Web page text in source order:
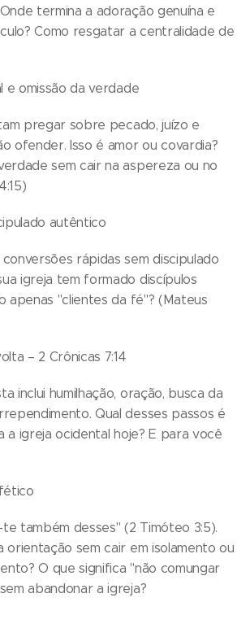
termina a adoração genuína e
Como resgatar a centralidade de
e omissão da verdade
pregar sobre pecado, juízo e
ofender. Isso é amor ou covardia?
sem cair na aspereza ou no
autêntico
rápidas sem discipulado
igreja tem formado discípulos
apenas "clientes da fé"? (Mateus
– 2 Crônicas 7:14
inclui humilhação, oração, busca da
Qual desses passos é
a igreja ocidental hoje? E para você
também desses" (2 Timóteo 3:5).
orientação sem cair em isolamento ou
O que significa "não comungar
abandonar a igreja?